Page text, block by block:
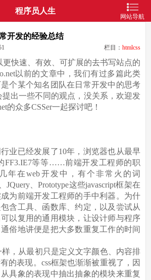
程序员人生
网站导航
开发的经验总结
栏目： htmlcss
更快速、有效、可扩展的去书写站点的
以前的文章中，我们有过多篇此类
个某个知名团队在日常开发中的思考
出一些不同的观点，没关系，欢迎发
的众多CSSer一起探讨吧！
已经发展了10年，浏览器也从最早
FF3.IE7等等……前端开发工程师的职
年在web开发中，有个非常火的词
、Prototype这些javascript框架在
为前端开发工程师的手中利器。为什
含工具、函数库、约定，以及尝试从
以复用的通用模块，让设计师与程序
俗地讲便是把大多数重复工作的时间
，从最初只是定义文字颜色、内容排
的表现。css框架也渐渐被重视了，因
具象的表现中抽出抽象的模块来重复